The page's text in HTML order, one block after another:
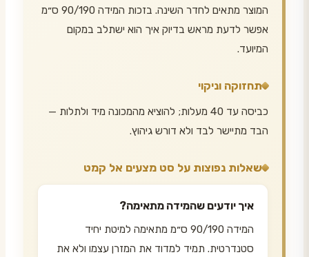
המוצר מתאים לחדר השינה. בזכות המידה 90/190 ס״מ
אפשר לדעת מראש בדיוק איך הוא ישתלב במקום
המיועד.
תחזוקה וניקוי
כביסה עד 40 מעלות; להוציא מהמכונה מיד ולתלות —
הבד מתיישר לבד ולא דורש גיהוץ.
שאלות נפוצות על סט מצעים אל קמט
איך יודעים שהמידה מתאימה?
המידה 90/190 ס״מ מתאימה למיטת יחיד
סטנדרטית. תמיד למדוד את המזרן עצמו ולא את